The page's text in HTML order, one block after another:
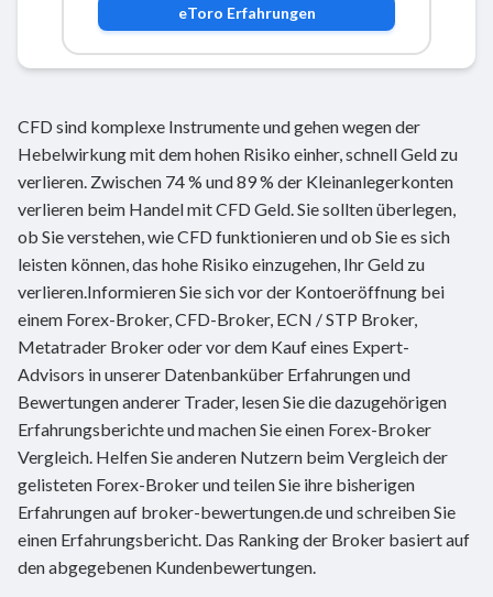
eToro Erfahrungen
CFD sind komplexe Instrumente und gehen wegen der
Hebelwirkung mit dem hohen Risiko einher, schnell Geld zu
verlieren. Zwischen 74 % und 89 % der Kleinanlegerkonten
verlieren beim Handel mit CFD Geld. Sie sollten überlegen,
ob Sie verstehen, wie CFD funktionieren und ob Sie es sich
leisten können, das hohe Risiko einzugehen, Ihr Geld zu
verlieren.Informieren Sie sich vor der Kontoeröffnung bei
einem Forex-Broker, CFD-Broker, ECN / STP Broker,
Metatrader Broker oder vor dem Kauf eines Expert-
Advisors in unserer Datenbanküber Erfahrungen und
Bewertungen anderer Trader, lesen Sie die dazugehörigen
Erfahrungsberichte und machen Sie einen Forex-Broker
Vergleich. Helfen Sie anderen Nutzern beim Vergleich der
gelisteten Forex-Broker und teilen Sie ihre bisherigen
Erfahrungen auf broker-bewertungen.de und schreiben Sie
einen Erfahrungsbericht. Das Ranking der Broker basiert auf
den abgegebenen Kundenbewertungen.